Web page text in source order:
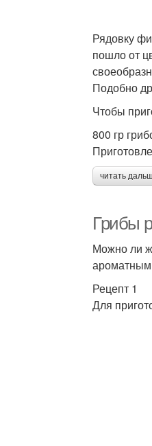
Рядовку
пошло от
Подобно
Чтобы
800 гр
читать
Грибы
Можно ли
Рецепт 1
Для